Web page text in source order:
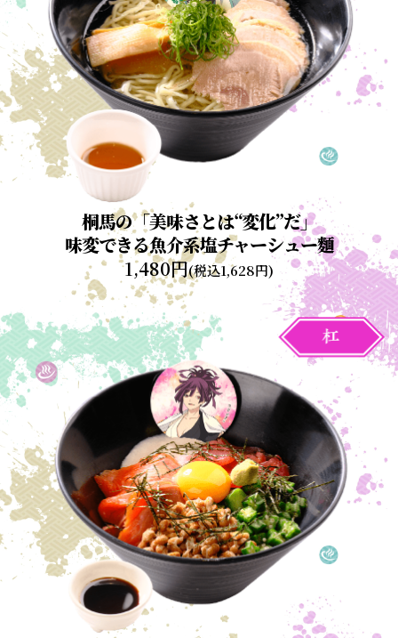
桐馬の「美味さとは“変化”だ」
味変できる魚介系塩チャーシュー麵
1,480円(税込1,628円)